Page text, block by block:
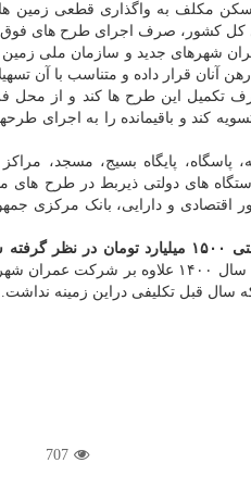
کل کشور، صرف اجرای طرح های
شهرهای جدید و سازمان ملی
آنان قرار داده و متناسب با آن
تکمیل این طرح ها کند و از محل
کند و باقیمانده را به اجرای
پایگاه بسیج، مسجد، مراکز
های دولتی ذیربط در طرح
اقتصادی و دارایی، بانک مرکزی
بود
۲۰۰۰ میلیارد تومان رسیده که رشد ۳۳ درصدی را نشان میدهد. همین طور در
قبل تکلیفی دراین زمینه نداشت.
707